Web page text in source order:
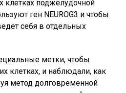
клетках поджелудочной
ген NEUROG3 и чтобы
себя в отдельных
метки, чтобы
клетках, и наблюдали, как
метод долговременной